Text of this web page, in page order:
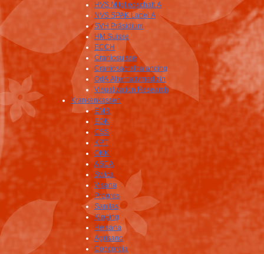
HVS Mitgliedschaft A
NVS SPAK Label A
SVH Präsidium
HM Suisse
ECCH
Craniosuisse
Craniosacralbalancing
OdA Alternativmedizin
Visualization Research
Krankenkassen
EMR
EGK
CSS
KPT
ÖKK
ASCA
Swica
Visana
Progres
Sanitas
Kloping
Helsana
Agrisano
Concordia